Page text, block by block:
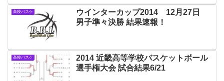
高校バスケ
ウインターカップ2014 12月27日
男子準々決勝 結果速報！
高校バスケ
2014 近畿高等学校バスケットボール
選手権大会 試合結果6/21